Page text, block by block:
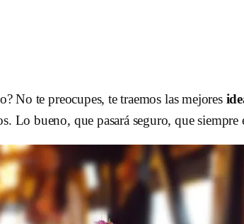
No te preocupes, te traemos las mejores
Lo bueno, que pasará seguro, que siempre